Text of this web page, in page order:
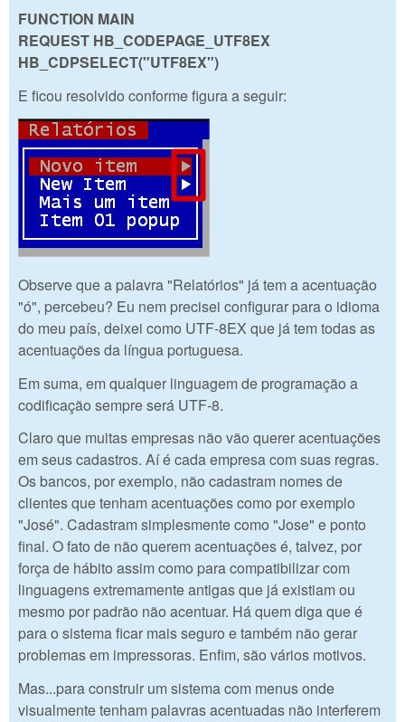
FUNCTION MAIN
REQUEST HB_CODEPAGE_UTF8EX
HB_CDPSELECT("UTF8EX")
E ficou resolvido conforme figura a seguir:
Observe que a palavra "Relatórios" já tem a acentuação
"ó", percebeu? Eu nem precisei configurar para o idioma
do meu país, deixei como UTF-8EX que já tem todas as
acentuações da língua portuguesa.
Em suma, em qualquer linguagem de programação a
codificação sempre será UTF-8.
Claro que muitas empresas não vão querer acentuações
em seus cadastros. Aí é cada empresa com suas regras.
Os bancos, por exemplo, não cadastram nomes de
clientes que tenham acentuações como por exemplo
"José". Cadastram simplesmente como "Jose" e ponto
final. O fato de não querem acentuações é, talvez, por
força de hábito assim como para compatibilizar com
linguagens extremamente antigas que já existiam ou
mesmo por padrão não acentuar. Há quem diga que é
para o sistema ficar mais seguro e também não gerar
problemas em impressoras. Enfim, são vários motivos.
Mas...para construir um sistema com menus onde
visualmente tenham palavras acentuadas não interferem